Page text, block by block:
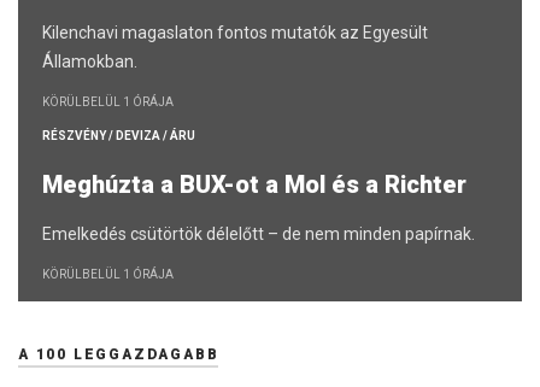
Kilenchavi magaslaton fontos mutatók az Egyesült
Államokban.
KÖRÜLBELÜL 1 ÓRÁJA
RÉSZVÉNY / DEVIZA / ÁRU
Meghúzta a BUX-ot a Mol és a Richter
Emelkedés csütörtök délelőtt – de nem minden papírnak.
KÖRÜLBELÜL 1 ÓRÁJA
A 100 LEGGAZDAGABB